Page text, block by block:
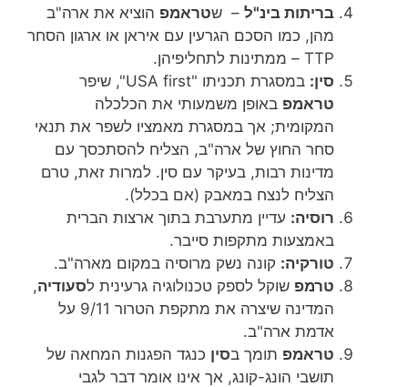
בריתות בינ"ל – שטראמפ הוציא את ארה"ב
מהן, כמו הסכם הגרעין עם איראן או ארגון הסחר
TTP – ממתינות לתחליפיהן.
סין: במסגרת תכניתו "USA first", שיפר
טראמפ באופן משמעותי את הכלכלה
המקומית; אך במסגרת מאמציו לשפר את תנאי
סחר החוץ של ארה"ב, הצליח להסתכסך עם
מדינות רבות, בעיקר עם סין. למרות זאת, טרם
הצליח לנצח במאבק (אם בכלל).
רוסיה: עדיין מתערבת בתוך ארצות הברית
באמצעות מתקפות סייבר.
טורקיה: קונה נשק מרוסיה במקום מארה"ב.
טרמפ שוקל לספק טכנולוגיה גרעינית לסעודיה,
המדינה שיצרה את מתקפת הטרור 9/11 על
אדמת ארה"ב.
טראמפ תומך בסין כנגד הפגנות המחאה של
תושבי הונג-קונג, אך אינו אומר דבר לגבי